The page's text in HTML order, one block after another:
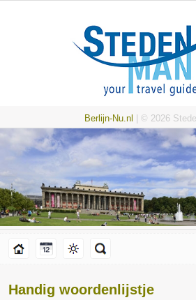
Berlijn-Nu.nl | © 2026
Handig woordenlijstje